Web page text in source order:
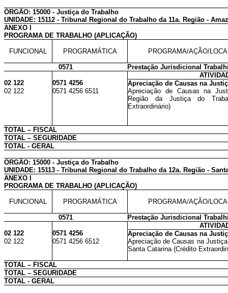
ÓRGÃO: 15000 - Justiça do Trabalho
UNIDADE: 15112 - Tribunal Regional do Trabalho da 11a. Região -
ANEXO I
PROGRAMA DE TRABALHO (APLICAÇÃO)
FUNCIONAL PROGRAMÁTICA PROGRAMA/AÇÃO/
0571
Prestação Jurisdicional
02 122
0571 4256
Apreciação de Causas na
02 122
0571 4256 6511
Apreciação de Causas na
Região da Justiça do
Extraordinário)
TOTAL – FISCAL
TOTAL – SEGURIDADE
TOTAL - GERAL
ÓRGÃO: 15000 - Justiça do Trabalho
UNIDADE: 15113 - Tribunal Regional do Trabalho da 12a. Região -
ANEXO I
PROGRAMA DE TRABALHO (APLICAÇÃO)
FUNCIONAL PROGRAMÁTICA PROGRAMA/AÇÃO/
0571
Prestação Jurisdicional
02 122
0571 4256
Apreciação de Causas na
02 122
0571 4256 6512
Apreciação de Causas na
Santa Catarina (Crédito
TOTAL – FISCAL
TOTAL – SEGURIDADE
TOTAL - GERAL